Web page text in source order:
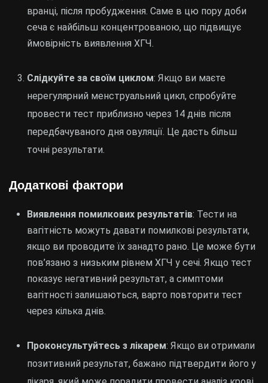
вранці, після пробудження. Саме в цю пору доби
сеча є найбільш концентрованою, що підвищує
ймовірність виявлення ХГЧ.
Слідкуйте за своїм циклом: Якщо ви маєте
нерегулярний менструальний цикл, спробуйте
провести тест приблизно через 14 днів після
передбачуваного дня овуляції. Це дасть більш
точні результати.
Додаткові фактори
Виявлення помилкових результатів: Тести на
вагітність можуть давати помилкові результати,
якщо ви проводите їх занадто рано. Це може бути
пов’язано з низьким рівнем ХГЧ у сечі. Якщо тест
показує негативний результат, а симптоми
вагітності залишаються, варто повторити тест
через кілька днів.
Проконсультуйтесь з лікарем: Якщо ви отримали
позитивний результат, бажано підтвердити його у